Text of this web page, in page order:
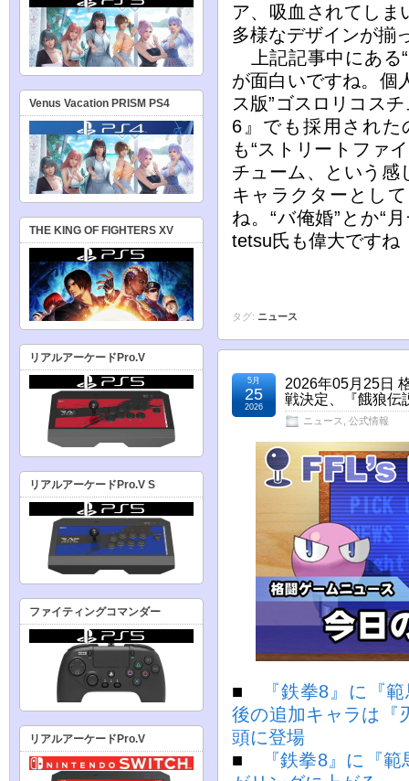
ア、吸血されてしま
多様なデザインが揃
上記記事中にある
が面白いですね。個
ス版”ゴスロリコス
6』でも採用され
も“ストリートファ
チューム、という感
キャラクターとし
ね。“バ俺婚”とか“
tetsu氏も偉大ですね
タグ: ニュース
2026年05月25日
戦決定、『餓狼伝
ニュース 公式情報
5月
25
2026
■
『鉄拳8』に『
後の追加キャラは『
頭に登場
■
『鉄拳8』に『
Venus Vacation PRISM PS4
THE KING OF FIGHTERS XV
リアルアーケードPro.V
リアルアーケードPro.V S
ファイティングコマンダー
リアルアーケードPro.V